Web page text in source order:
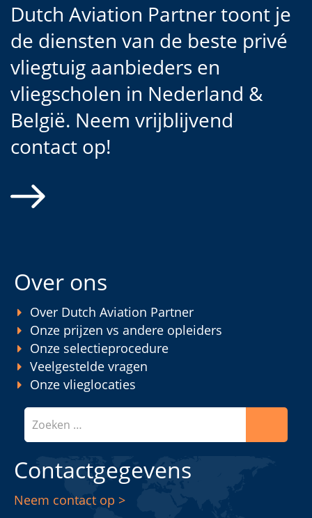
Dutch Aviation Partner toont je
de diensten van de beste privé
vliegtuig aanbieders en
vliegscholen in Nederland &
België. Neem vrijblijvend
contact op!
Over ons
Over Dutch Aviation Partner
Onze prijzen vs andere opleiders
Onze selectieprocedure
Veelgestelde vragen
Onze vlieglocaties
Contactgegevens
Neem contact op >